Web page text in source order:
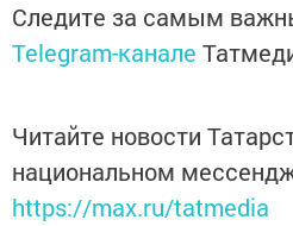
Следите за самым
Telegram-канале
Читайте новости
национальном
https://max.ru/tatmedia